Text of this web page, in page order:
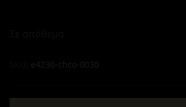
e4230-chco-0030